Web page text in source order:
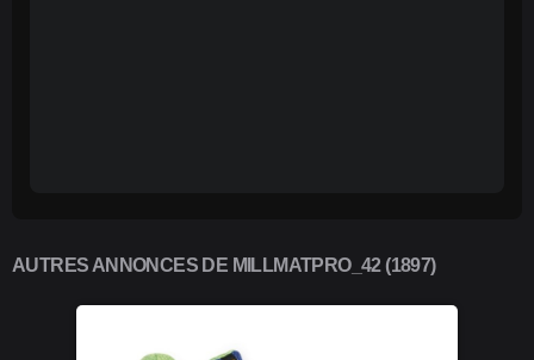
AUTRES ANNONCES DE MILLMATPRO_42 (1897)